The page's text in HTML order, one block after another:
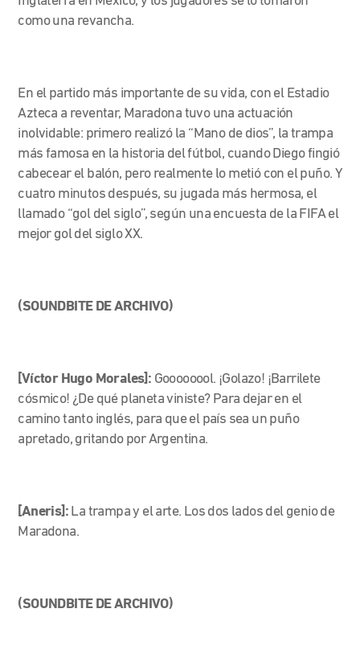
como una revancha.
En el partido más importante de su vida, con el Estadio
Azteca a reventar, Maradona tuvo una actuación
inolvidable: primero realizó la “Mano de dios”, la trampa
más famosa en la historia del fútbol, cuando Diego fingió
cabecear el balón, pero realmente lo metió con el puño. Y
cuatro minutos después, su jugada más hermosa, el
llamado “gol del siglo”, según una encuesta de la FIFA el
mejor gol del siglo XX.
(SOUNDBITE DE ARCHIVO)
[Víctor Hugo Morales]: Goooooool. ¡Golazo! ¡Barrilete
cósmico! ¿De qué planeta viniste? Para dejar en el
camino tanto inglés, para que el país sea un puño
apretado, gritando por Argentina.
[Aneris]: La trampa y el arte. Los dos lados del genio de
Maradona.
(SOUNDBITE DE ARCHIVO)